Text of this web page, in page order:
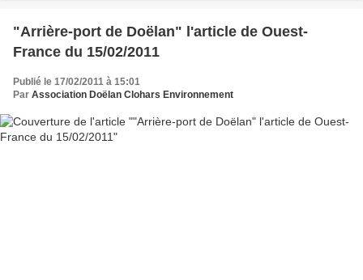
"Arrière-port de Doëlan" l'article de Ouest-
France du 15/02/2011
Publié le 17/02/2011 à 15:01
Par Association Doëlan Clohars Environnement